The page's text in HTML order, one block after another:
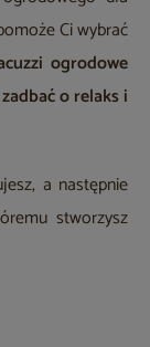
Ci wybrać
ogrodowe
o relaks i
a następnie
stworzysz